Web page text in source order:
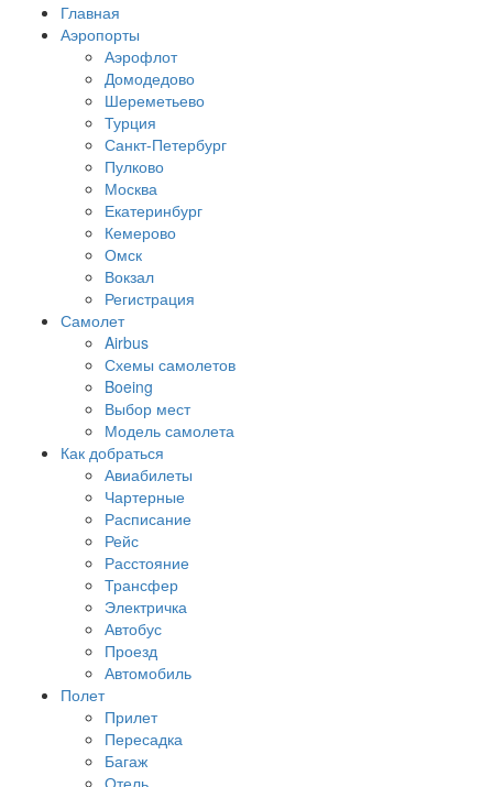
Главная
Аэропорты
Аэрофлот
Домодедово
Шереметьево
Турция
Санкт-Петербург
Пулково
Москва
Екатеринбург
Кемерово
Омск
Вокзал
Регистрация
Самолет
Airbus
Схемы самолетов
Boeing
Выбор мест
Модель самолета
Как добраться
Авиабилеты
Чартерные
Расписание
Рейс
Расстояние
Трансфер
Электричка
Автобус
Проезд
Автомобиль
Полет
Прилет
Пересадка
Багаж
Отель